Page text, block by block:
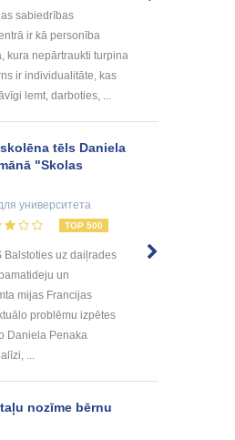
sabiedrības
ir kā personība
kura nepārtraukti turpina
ir individualitāte, kas
lemt, darboties, ...
tēls Daniela
"Skolas
университета
TOP 500
Balstoties uz daiļrades
un
mijas Francijas
problēmu izpētes
Daniela Penaka
...
nozīme bērnu